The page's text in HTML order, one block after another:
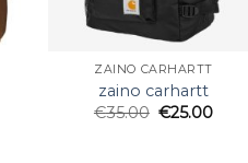
ZAINO CARHARTT
zaino carhartt
€35.00 €25.00